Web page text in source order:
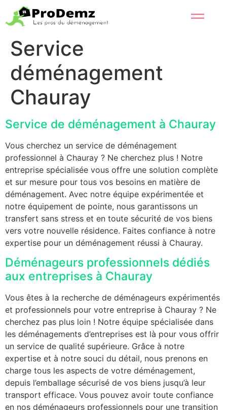
Service
déménagement
Chauray
Service de déménagement à Chauray
Vous cherchez un service de déménagement
professionnel à Chauray ? Ne cherchez plus ! Notre
entreprise spécialisée vous offre une solution complète
et sur mesure pour tous vos besoins en matière de
déménagement. Avec notre équipe expérimentée et
notre équipement de pointe, nous garantissons un
transfert sans stress et en toute sécurité de vos biens
vers votre nouvelle résidence. Faites confiance à notre
expertise pour un déménagement réussi à Chauray.
Déménageurs professionnels dédiés
aux entreprises à Chauray
Vous êtes à la recherche de déménageurs expérimentés
et professionnels pour votre entreprise à Chauray ? Ne
cherchez pas plus loin ! Notre équipe spécialisée dans
les déménagements d’entreprises est là pour vous offrir
un service de qualité supérieure. Grâce à notre
expertise et à notre souci du détail, nous prenons en
charge tous les aspects de votre déménagement,
depuis l’emballage sécurisé de vos biens jusqu’à leur
transport efficace. Vous pouvez avoir toute confiance
en nos déménageurs professionnels pour une transition